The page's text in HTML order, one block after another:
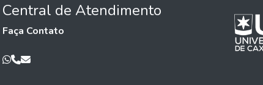
Central de Atendimento
Faça Contato